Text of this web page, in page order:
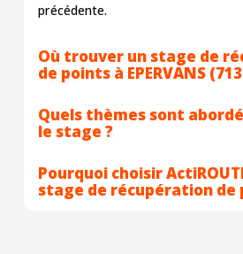
précédente.
Où trouver un stage de
de points à EPERVANS
Quels thèmes sont
le stage ?
Pourquoi choisir
stage de récupération de